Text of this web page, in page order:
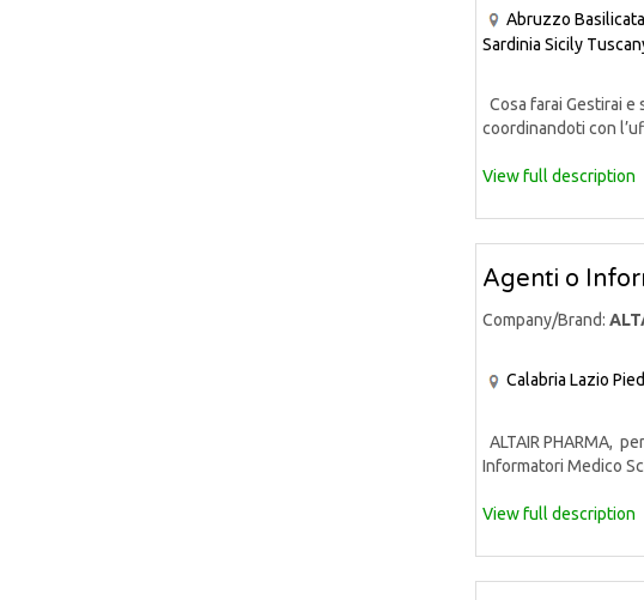
Abruzzo Basilicata
Sardinia Sicily
Cosa farai Gestirai
coordinandoti con
View full description
Agenti o
Company/Brand:
Calabria Lazio
ALTAIR PHARMA,
Informatori Medico
View full description